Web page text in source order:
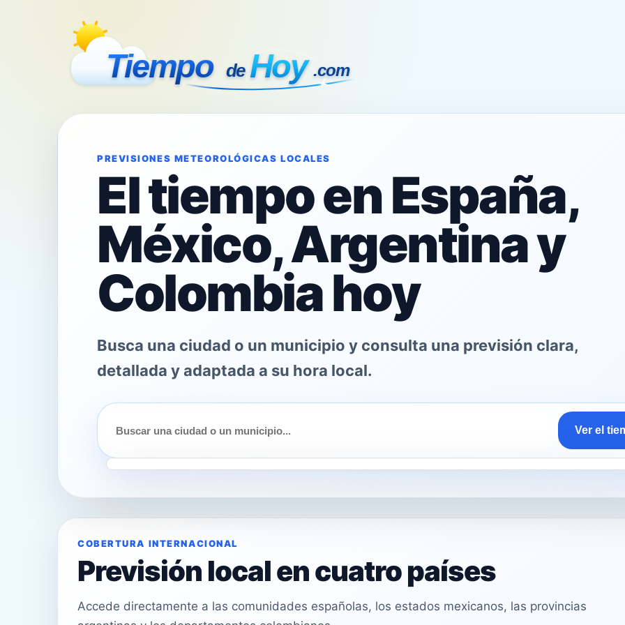
PREVISIONES METEOROLÓGICAS LOCALES
El tiempo en España,
México, Argentina y
Colombia hoy
Busca una ciudad o un municipio y consulta una previsión clara,
detallada y adaptada a su hora local.
Ver el
COBERTURA INTERNACIONAL
Previsión local en cuatro países
Accede directamente a las comunidades españolas, los estados mexicanos, las provincias